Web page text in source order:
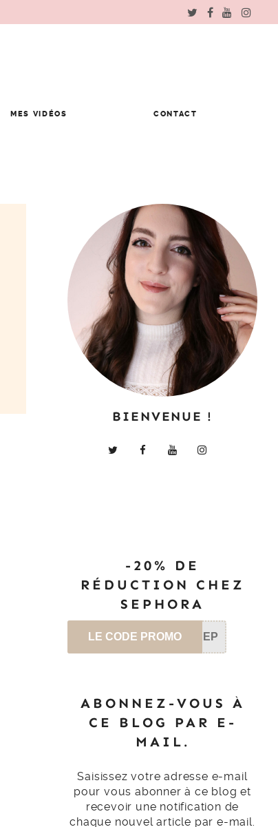
MES VIDÉOS CONTACT
BIENVENUE !
-20% DE
RÉDUCTION CHEZ
SEPHORA
LE CODE PROMO SEP
ABONNEZ-VOUS À
CE BLOG PAR E-
MAIL.
Saisissez votre adresse e-mail
pour vous abonner à ce blog et
recevoir une notification de
chaque nouvel article par e-mail.